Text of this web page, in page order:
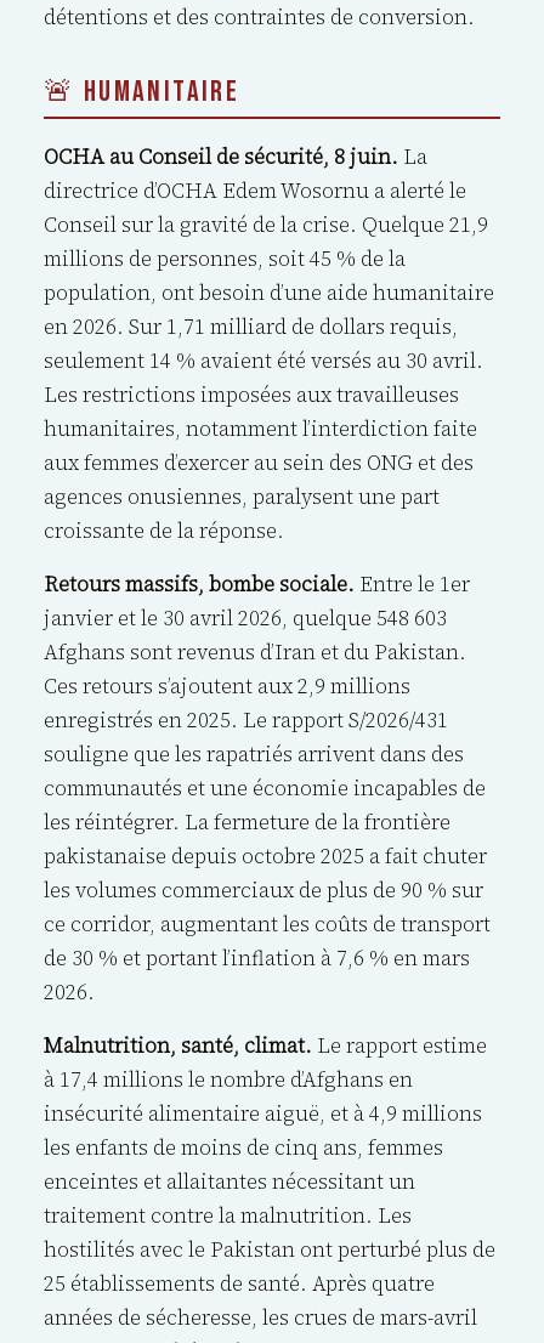
détentions et des contraintes de conversion.
🚨 HUMANITAIRE
OCHA au Conseil de sécurité, 8 juin. La
directrice d’OCHA Edem Wosornu a alerté le
Conseil sur la gravité de la crise. Quelque 21,9
millions de personnes, soit 45 % de la
population, ont besoin d’une aide humanitaire
en 2026. Sur 1,71 milliard de dollars requis,
seulement 14 % avaient été versés au 30 avril.
Les restrictions imposées aux travailleuses
humanitaires, notamment l’interdiction faite
aux femmes d’exercer au sein des ONG et des
agences onusiennes, paralysent une part
croissante de la réponse.
Retours massifs, bombe sociale. Entre le 1er
janvier et le 30 avril 2026, quelque 548 603
Afghans sont revenus d’Iran et du Pakistan.
Ces retours s’ajoutent aux 2,9 millions
enregistrés en 2025. Le rapport S/2026/431
souligne que les rapatriés arrivent dans des
communautés et une économie incapables de
les réintégrer. La fermeture de la frontière
pakistanaise depuis octobre 2025 a fait chuter
les volumes commerciaux de plus de 90 % sur
ce corridor, augmentant les coûts de transport
de 30 % et portant l’inflation à 7,6 % en mars
2026.
Malnutrition, santé, climat. Le rapport estime
à 17,4 millions le nombre d’Afghans en
insécurité alimentaire aiguë, et à 4,9 millions
les enfants de moins de cinq ans, femmes
enceintes et allaitantes nécessitant un
traitement contre la malnutrition. Les
hostilités avec le Pakistan ont perturbé plus de
25 établissements de santé. Après quatre
années de sécheresse, les crues de mars-avril